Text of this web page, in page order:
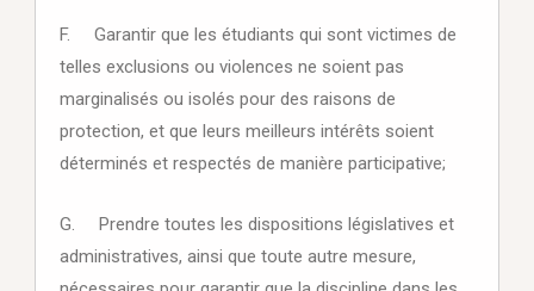
F. Garantir que les étudiants qui sont victimes de
telles exclusions ou violences ne soient pas
marginalisés ou isolés pour des raisons de
protection, et que leurs meilleurs intérêts soient
déterminés et respectés de manière participative;
G. Prendre toutes les dispositions législatives et
administratives, ainsi que toute autre mesure,